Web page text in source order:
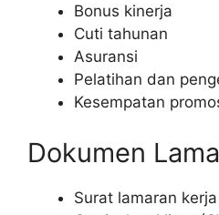
Bonus kinerja
Cuti tahunan
Asuransi
Pelatihan dan
Kesempatan
Dokumen
Surat lamaran kerja